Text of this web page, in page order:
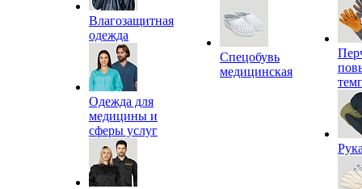
Влагозащитная
одежда
Одежда для
медицины и
сферы услуг
Спецобувь
медицинская